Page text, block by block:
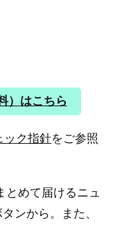
）はこちら
ック指針をご参照
とめて届けるニュ
ンから。また、